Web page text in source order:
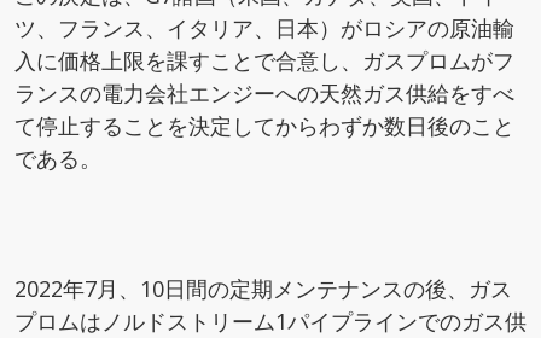
ツ、フランス、イタリア、日本）がロシアの原油輸
入に価格上限を課すことで合意し、ガスプロムがフ
ランスの電力会社エンジーへの天然ガス供給をすべ
て停止することを決定してからわずか数日後のこと
である。
2022年7月、10日間の定期メンテナンスの後、ガス
プロムはノルドストリーム1パイプラインでのガス供